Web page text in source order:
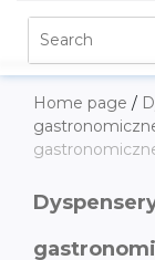
Home page /